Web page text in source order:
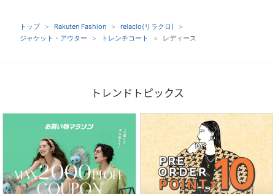
トップ Rakuten Fashion
relaclo(リラクロ)
ジャケット・アウター
トレンチコート レディース
トレンドトピックス